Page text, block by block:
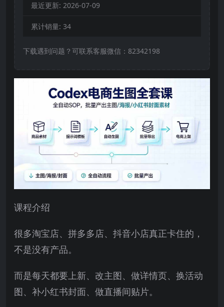
最近更新: 2026-07-09
累计销量: 34
下载遇到问题？可联系客服微信：82342198
课程介绍
很多淘宝店、拼多多店、抖音小店真正卡住的，
不是没有产品。
而是每天都要上新、改主图、做详情页、换活动
图、补小红书封面、做直播间贴片。